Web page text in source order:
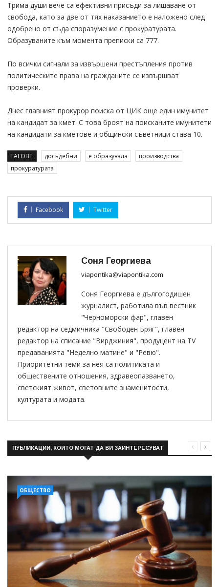
Трима души вече са ефективни присъди за лишаване от
свобода, като за две от тях наказанието е наложено след
одобрено от съда споразумение с прокуратурата.
Образуваните към момента преписки са 777.
По всички сигнали за извършени престъпления против
политическите права на гражданите се извършват
проверки.
Днес главният прокурор поиска от ЦИК още един имунитет
на кандидат за кмет. С това броят на поисканите имунитети
на кандидати за кметове и общински съветници става 10.
ТАГОВЕ: досъдебни е образувала
производства
прокуратурата
Facebook Twitter
Соня Георгиева
viapontika@viapontika.com
Соня Георгиева е дългогодишен
журналист, работила във вестник
"Черноморски фар", главен
редактор на седмичника "Свободен Бряг", главен
редактор на списание "Вирджиния", продуцент на TV
предаванията "Неделно матине" и "Ревю".
Приоритетни теми за нея са политиката и
обществените отношения, здравеопазването,
светският живот, световните знаменитости,
културата и модата.
ПУБЛИКАЦИИ, КОИТО МОГАТ ДА ВИ ЗАИНТЕРЕСУВАТ
ОБЩЕСТВО